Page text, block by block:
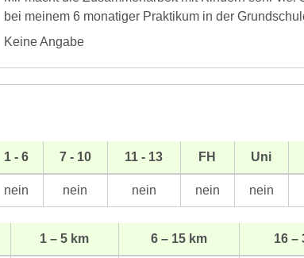
bei meinem 6 monatiger Praktikum in der
Keine Angabe
1 - 6 7 - 10 11 - 13 FH Uni
nein nein nein nein nein
1 – 5 km 6 – 15 km 16 –